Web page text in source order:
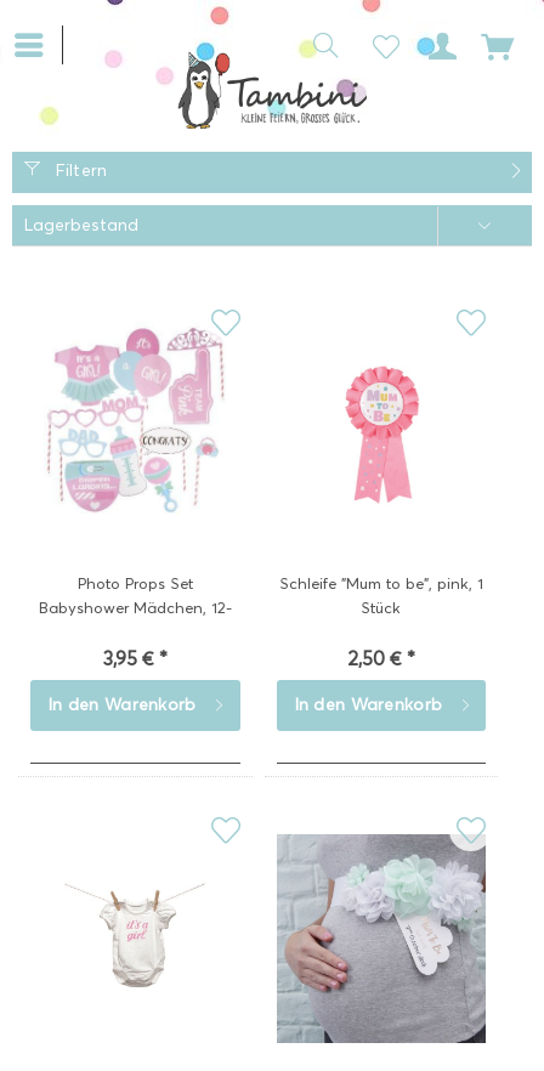
Filtern
Photo Props Set
Babyshower Mädchen, 12-
3,95 € *
In den Warenkorb
Schleife "Mum to be", pink, 1
Stück
2,50 € *
In den Warenkorb